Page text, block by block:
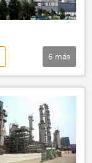
📰 Operación rusa de desmilitarización y desnazificación de Ucrania
6 más